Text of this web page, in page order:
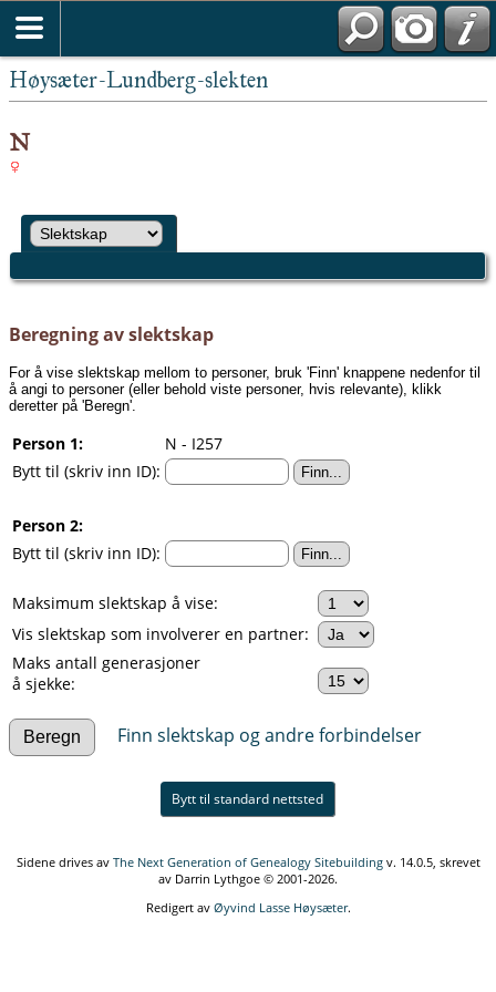
Høysæter-Lundberg-slekten
N
Beregning av slektskap
For å vise slektskap mellom to personer, bruk 'Finn' knappene nedenfor til
å angi to personer (eller behold viste personer, hvis relevante), klikk
deretter på 'Beregn'.
Person 1:
N - I257
Bytt til (skriv inn ID):
Person 2:
Bytt til (skriv inn ID):
Maksimum slektskap å vise:
Vis slektskap som involverer en partner:
Maks antall generasjoner
å sjekke:
Finn slektskap og andre forbindelser
Bytt til standard nettsted
Sidene drives av The Next Generation of Genealogy Sitebuildingv. 14.0.5, skrevet
av Darrin Lythgoe © 2001-2026.
Redigert av Øyvind Lasse Høysæter.